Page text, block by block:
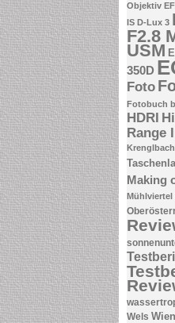
Objektiv
IS D-Lux 3
F2.8
USM
350D
Foto
Fotobuch
HDRI
Range
Krenglbach
Making
Mühlviertel
Wels Wien